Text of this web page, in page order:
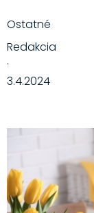
Ostatné
Redakcia
·
3.4.2024